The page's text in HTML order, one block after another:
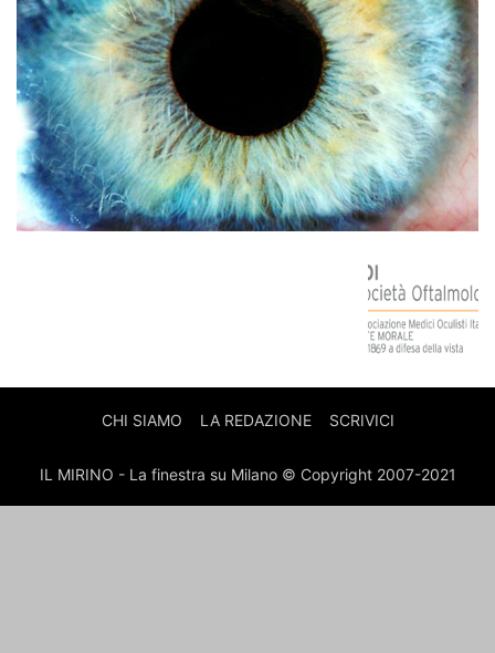
CHI SIAMO LA REDAZIONE SCRIVICI
IL MIRINO - La finestra su Milano © Copyright 2007-2021